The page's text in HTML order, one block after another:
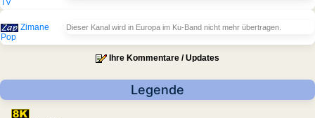
TV
Zimane
Pop
Dieser Kanal wird in Europa im Ku-Band nicht mehr übertragen.
Ihre Kommentare / Updates
Legende